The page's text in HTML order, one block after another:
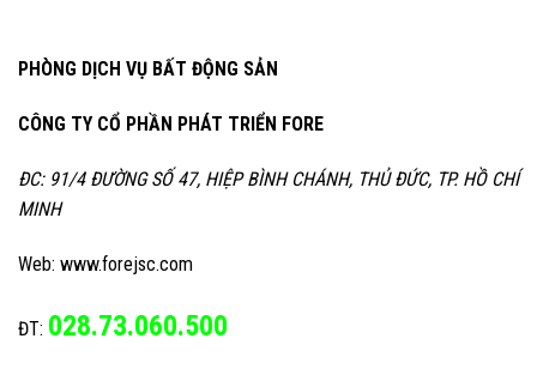
PHÒNG DỊCH VỤ BẤT ĐỘNG SẢN
CÔNG TY CỔ PHẦN PHÁT TRIỂN FORE
ĐC: 91/4 ĐƯỜNG SỐ 47, HIỆP BÌNH CHÁNH, THỦ ĐỨC, TP. HỒ CHÍ
MINH
Web: www.forejsc.com
ĐT: 028.73.060.500